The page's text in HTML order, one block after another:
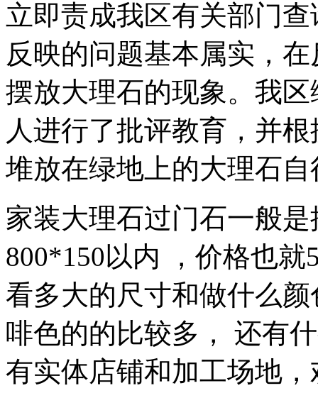
立即责成我区有关部门
反映的问题基本属实，
摆放大理石的现象。我
人进行了批评教育，并
堆放在绿地上的大理石
家装大理石过门石一般
800*150以内 ，价格也
看多大的尺寸和做什么
啡色的的比较多， 还有
有实体店铺和加工场地，